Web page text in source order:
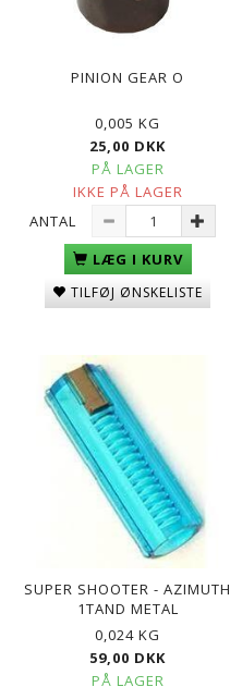
PINION GEAR O
0,005 KG
25,00 DKK
PÅ LAGER
IKKE PÅ LAGER
ANTAL
LÆG I KURV
TILFØJ ØNSKELISTE
SUPER SHOOTER - AZIMUTH
1TAND METAL
0,024 KG
59,00 DKK
PÅ LAGER